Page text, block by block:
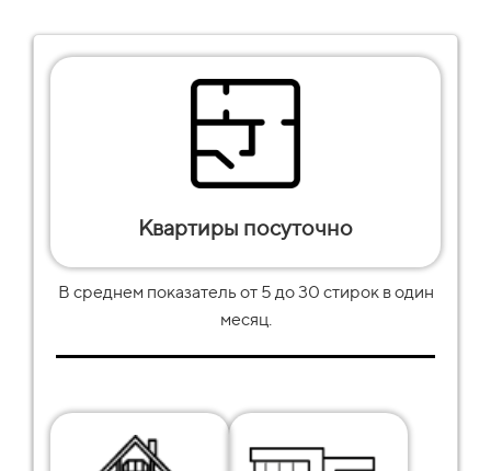
Квартиры посуточно
В среднем показатель от 5 до30 стирок в один
месяц.